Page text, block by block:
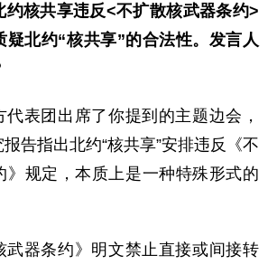
约核共享违反<不扩散核武器条约>
疑北约“核共享”的合法性。发言人
代表团出席了你提到的主题边会，
告指出北约“核共享”安排违反《不
》规定，本质上是一种特殊形式的
武器条约》明文禁止直接或间接转